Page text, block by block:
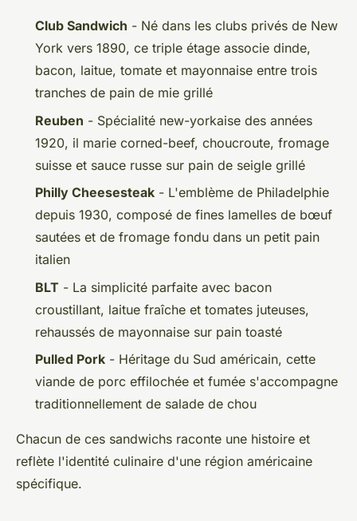
Club Sandwich - Né dans les clubs privés de New
York vers 1890, ce triple étage associe dinde,
bacon, laitue, tomate et mayonnaise entre trois
tranches de pain de mie grillé
Reuben - Spécialité new-yorkaise des années
1920, il marie corned-beef, choucroute, fromage
suisse et sauce russe sur pain de seigle grillé
Philly Cheesesteak - L'emblème de Philadelphie
depuis 1930, composé de fines lamelles de bœuf
sautées et de fromage fondu dans un petit pain
italien
BLT - La simplicité parfaite avec bacon
croustillant, laitue fraîche et tomates juteuses,
rehaussés de mayonnaise sur pain toasté
Pulled Pork - Héritage du Sud américain, cette
viande de porc effilochée et fumée s'accompagne
traditionnellement de salade de chou
Chacun de ces sandwichs raconte une histoire et
reflète l'identité culinaire d'une région américaine
spécifique.